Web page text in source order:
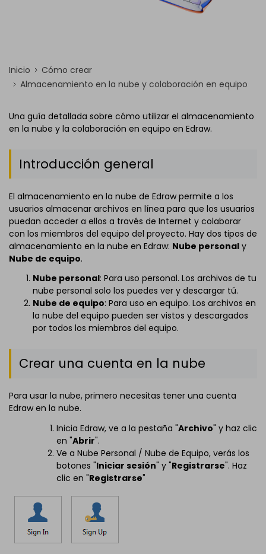
Inicio
Cómo crear
Almacenamiento en la nube y colaboración en equipo
Una guía detallada sobre cómo utilizar el almacenamiento
en la nube y la colaboración en equipo en Edraw.
Introducción general
El almacenamiento en la nube de Edraw permite a los
usuarios almacenar archivos en línea para que los usuarios
puedan acceder a ellos a través de Internet y colaborar
con los miembros del equipo del proyecto. Hay dos tipos de
almacenamiento en la nube en Edraw: Nube personal y
Nube de equipo.
Nube personal: Para uso personal. Los archivos de tu
nube personal solo los puedes ver y descargar tú.
Nube de equipo: Para uso en equipo. Los archivos en
la nube del equipo pueden ser vistos y descargados
por todos los miembros del equipo.
Crear una cuenta en la nube
Para usar la nube, primero necesitas tener una cuenta
Edraw en la nube.
Inicia Edraw, ve a la pestaña "Archivo" y haz clic
en "Abrir".
Ve a Nube Personal / Nube de Equipo, verás los
botones "Iniciar sesión" y "Registrarse". Haz
clic en "Registrarse"